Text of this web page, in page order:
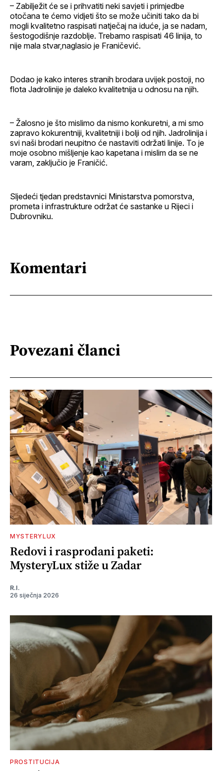
– Zabilježit će se i prihvatiti neki savjeti i primjedbe
otočana te ćemo vidjeti što se može učiniti tako da bi
mogli kvalitetno raspisati natječaj na iduće, ja se nadam,
šestogodišnje razdoblje. Trebamo raspisati 46 linija, to
nije mala stvar,naglasio je Franičević.
Dodao je kako interes stranih brodara uvijek postoji, no
flota Jadrolinije je daleko kvalitetnija u odnosu na njih.
– Žalosno je što mislimo da nismo konkuretni, a mi smo
zapravo kokurentniji, kvalitetniji i bolji od njih. Jadrolinija i
svi naši brodari neupitno će nastaviti održati linije. To je
moje osobno mišljenje kao kapetana i mislim da se ne
varam, zaključio je Franičić.
Sljedeći tjedan predstavnici Ministarstva pomorstva,
prometa i infrastrukture održat će sastanke u Rijeci i
Dubrovniku.
Komentari
Povezani članci
MYSTERYLUX
Redovi i rasprodani paketi:
MysteryLux stiže u Zadar
R.I.
26 siječnja 2026
PROSTITUCIJA